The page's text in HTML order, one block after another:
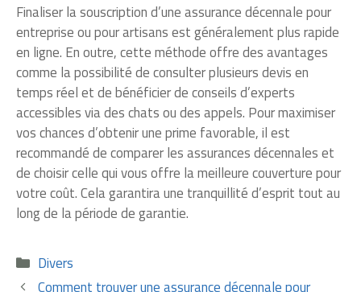
Finaliser la souscription d’une assurance décennale pour
entreprise ou pour artisans est généralement plus rapide
en ligne. En outre, cette méthode offre des avantages
comme la possibilité de consulter plusieurs devis en
temps réel et de bénéficier de conseils d’experts
accessibles via des chats ou des appels. Pour maximiser
vos chances d’obtenir une prime favorable, il est
recommandé de comparer les assurances décennales et
de choisir celle qui vous offre la meilleure couverture pour
votre coût. Cela garantira une tranquillité d’esprit tout au
long de la période de garantie.
Catégories
Divers
Comment trouver une assurance décennale pour